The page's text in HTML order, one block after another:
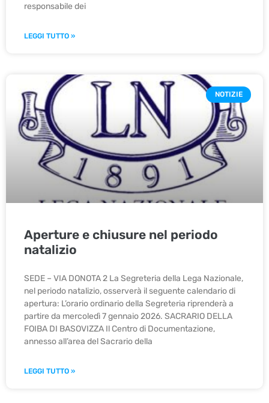
responsabile dei
LEGGI TUTTO »
NOTIZIE
Aperture e chiusure nel periodo
natalizio
SEDE – VIA DONOTA 2 La Segreteria della Lega Nazionale,
nel periodo natalizio, osserverà il seguente calendario di
apertura: L’orario ordinario della Segreteria riprenderà a
partire da mercoledì 7 gennaio 2026. SACRARIO DELLA
FOIBA DI BASOVIZZA Il Centro di Documentazione,
annesso all’area del Sacrario della
LEGGI TUTTO »